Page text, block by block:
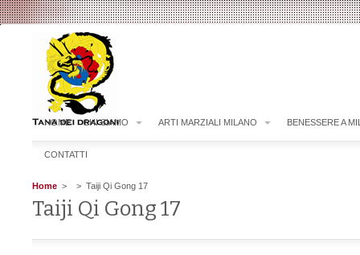
HOME CHI SIAMO ARTI MARZIALI MILANO BENESSERE A
CONTATTI
Home > > Taiji Qi Gong 17
Taiji Qi Gong 17